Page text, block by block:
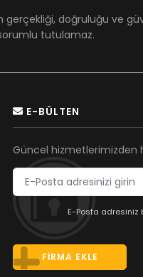
gerçekliği, doğruluğu ve
tutulamaz.
E-BÜLTEN
Güncel hizmetlerimizden
E-Posta adresiniz
FIRMA EKLE